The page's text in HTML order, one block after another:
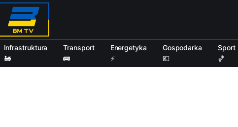
Infrastruktura
🚂
Transport
🚌
Energetyka
⚡
Gospodarka
💶
Sport
🏀